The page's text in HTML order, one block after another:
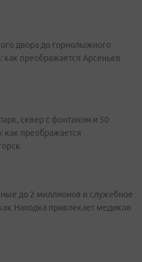
двора до горнолыжного
как преображается Арсеньев
сквер с фонтаном и 50
как преображается
до 2 миллионов и служебное
Находка привлекает медиков